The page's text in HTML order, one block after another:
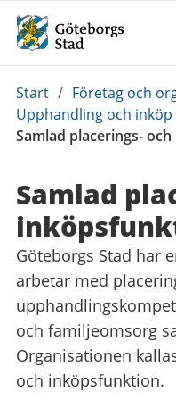
Du
är
här:
Start / Företag och
Upphandling och inköp
Samlad placerings-
Samlad
Göteborgs Stad har
arbetar med
och familjeomsorg
Organisationen
och inköpsfunktion.